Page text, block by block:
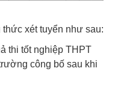
xét tuyển như sau:
tốt nghiệp THPT
công bố sau khi